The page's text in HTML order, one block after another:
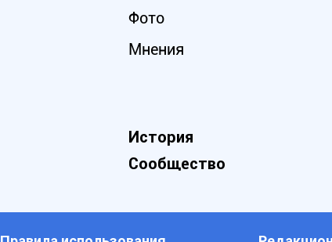
Фото
Мнения
История
Сообщество